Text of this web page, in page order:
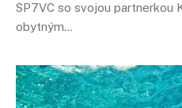
SP7VC so svojou partnerkou
obytným…